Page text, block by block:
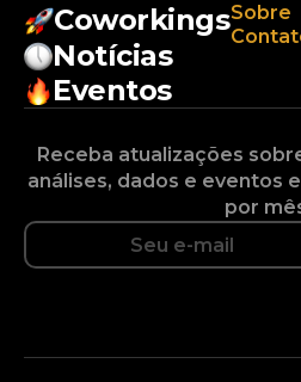
Coworkings
Notícias
Eventos
Sobre
Receba atualizações
análises, dados e eventos
por